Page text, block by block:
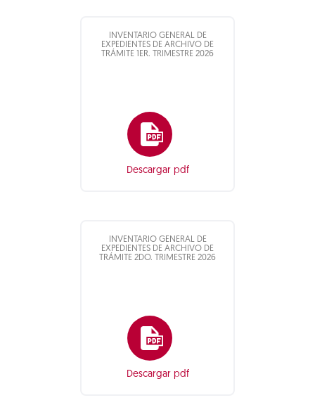
INVENTARIO GENERAL DE
EXPEDIENTES DE ARCHIVO DE
TRÁMITE 1ER. TRIMESTRE 2026
Descargar pdf
INVENTARIO GENERAL DE
EXPEDIENTES DE ARCHIVO DE
TRÁMITE 2DO. TRIMESTRE 2026
Descargar pdf